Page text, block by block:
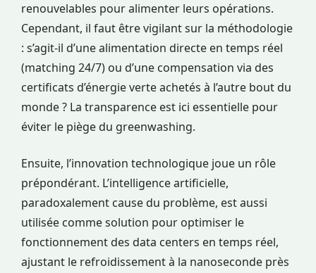
renouvelables pour alimenter leurs opérations.
Cependant, il faut être vigilant sur la méthodologie
: s’agit-il d’une alimentation directe en temps réel
(matching 24/7) ou d’une compensation via des
certificats d’énergie verte achetés à l’autre bout du
monde ? La transparence est ici essentielle pour
éviter le piège du greenwashing.
Ensuite, l’innovation technologique joue un rôle
prépondérant. L’intelligence artificielle,
paradoxalement cause du problème, est aussi
utilisée comme solution pour optimiser le
fonctionnement des data centers en temps réel,
ajustant le refroidissement à la nanoseconde près